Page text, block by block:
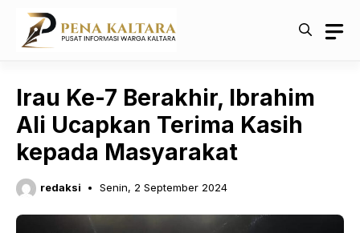
Langsung
Irau Ke-7 Berakhir, Ibrahim
Ali Ucapkan Terima Kasih
kepada Masyarakat
redaksi Senin, 2 September 2024